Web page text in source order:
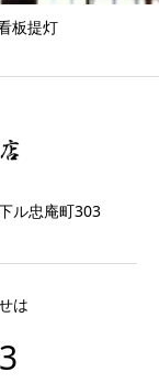
板提灯
ル忠庵町303
は